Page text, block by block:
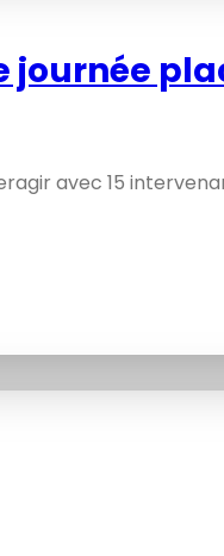
journée
avec 15